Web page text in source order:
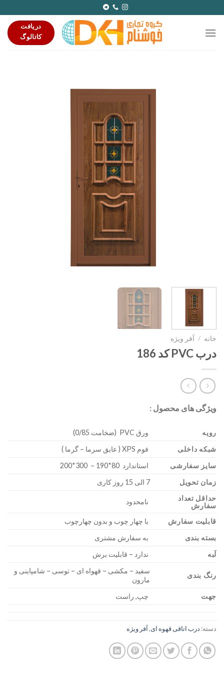
to
content
دریافت
کاتالوگ
خانه / آفر ویژه
درب PVC کد 186
ویژگی های محصول :
رویه
ورق PVC (ضخامت 0/85)
شبکه داخلی
فوم XPS ( عایق سرما – گرما )
سایز سفارشی
استاندارد 80*190 – 300*200
زمان تحویل
7 الی 15 روز کاری
حداقل تعداد
سفارش
نامحدود
قابلیت سفارش
با چهار چوب و بدون چهارچوب
بسته بندی
به سفارش مشتری
لَبه
ندارد – قابلیت برش
رنگ بندی
سفید – مکشی – قهواه ای – توسی – شامپاینی و
مارون
جهت
چپ, راست
دسته: درب اتاقی قهوه ای,آفر ویژه